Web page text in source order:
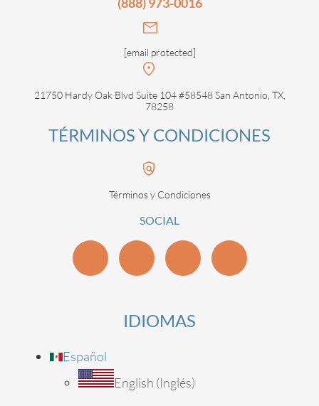
[email protected]
21750 Hardy Oak Blvd Suite 104 #58548 San Antonio, TX,
78258
TÉRMINOS Y CONDICIONES
Términos y Condiciones
SOCIAL
IDIOMAS
Español
English (Inglés)